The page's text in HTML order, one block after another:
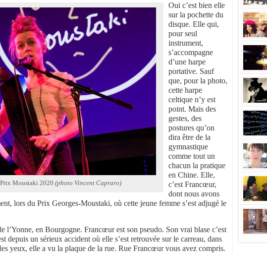
Moustaki 2020 (photo Vincent Capraro)
Oui c’est bien elle
sur la pochette du
disque. Elle qui,
pour seul
instrument,
s’accompagne
d’une harpe
portative. Sauf
que, pour la photo,
cette harpe
celtique n’y est
point. Mais des
gestes, des
postures qu’on
dira être de la
gymnastique
comme tout un
chacun la pratique
en Chine. Elle,
c’est Francœur,
dont nous avons
lors du Prix Georges-Moustaki, où cette jeune femme s’est adjugé le
l’Yonne, en Bourgogne. Francœur est son pseudo. Son vrai blase c’est
depuis un sérieux accident où elle s’est retrouvée sur le carreau, dans
yeux, elle a vu la plaque de la rue. Rue Francœur vous avez compris.